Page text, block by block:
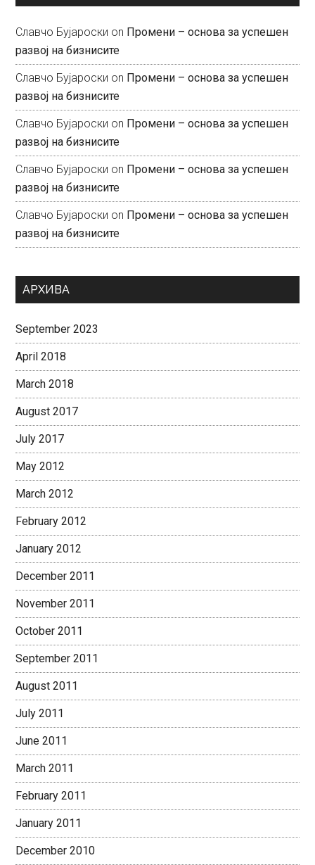
Славчо Бујароски on Промени – основа за успешен
развој на бизнисите
Славчо Бујароски on Промени – основа за успешен
развој на бизнисите
Славчо Бујароски on Промени – основа за успешен
развој на бизнисите
Славчо Бујароски on Промени – основа за успешен
развој на бизнисите
Славчо Бујароски on Промени – основа за успешен
развој на бизнисите
АРХИВА
September 2023
April 2018
March 2018
August 2017
July 2017
May 2012
March 2012
February 2012
January 2012
December 2011
November 2011
October 2011
September 2011
August 2011
July 2011
June 2011
March 2011
February 2011
January 2011
December 2010